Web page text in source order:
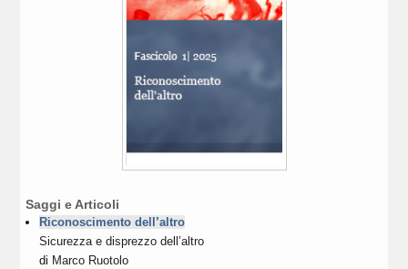
Saggi e Articoli
Riconoscimento dell’altro
Sicurezza e disprezzo dell’altro
di Marco Ruotolo